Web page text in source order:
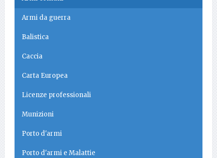
Armi da guerra
Balistica
Caccia
Carta Europea
Licenze professionali
Munizioni
Porto d'armi
Porto d'armi e Malattie